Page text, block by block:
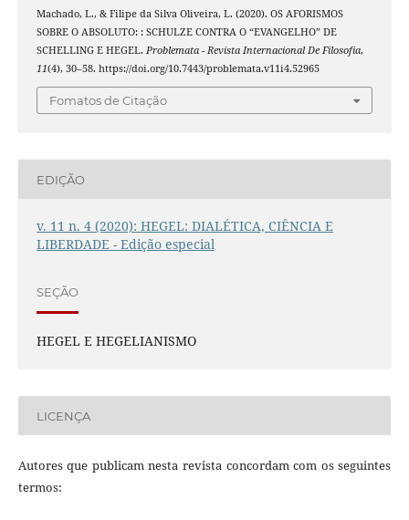
Machado, L., & Filipe da Silva Oliveira, L. (2020). OS AFORISMOS
SOBRE O ABSOLUTO: : SCHULZE CONTRA O “EVANGELHO” DE
SCHELLING E HEGEL. Problemata - Revista Internacional De Filosofia,
11(4), 30–58. https://doi.org/10.7443/problemata.v11i4.52965
Fomatos de Citação
EDIÇÃO
v. 11 n. 4 (2020): HEGEL: DIALÉTICA, CIÊNCIA E
LIBERDADE - Edição especial
SEÇÃO
HEGEL E HEGELIANISMO
LICENÇA
Autores que publicam nesta revista concordam com os seguintes
termos: